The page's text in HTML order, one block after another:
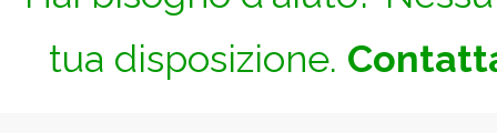
tua disposizione.